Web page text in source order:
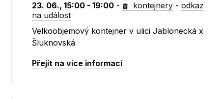
23. 06., 15:00 - 19:00 - kontejnery -odkaz
na událost
Velkoobjemový kontejner v ulici Jablonecká x
Šluknovská
Přejít na více informací